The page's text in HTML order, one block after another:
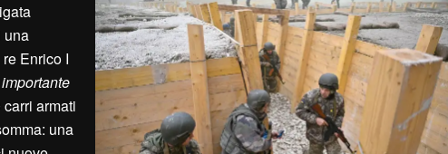
Enrico I
armati
una